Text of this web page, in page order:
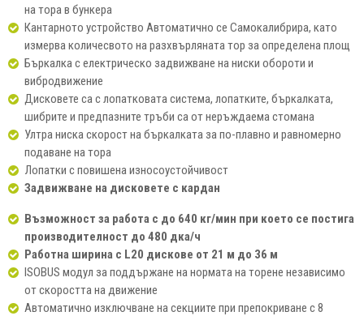
на тора в бункера
Кантарното устройство Автоматично се Самокалибрира, като
измерва количесвото на разхвърляната тор за определена площ
Бъркалка с електрическо задвижване на ниски обороти и
вибродвижение
Дисковете са с лопатковата система, лопатките, бъркалката,
шибрите и предпазните тръби са от неръждаема стомана
Ултра ниска скорост на бъркалката за по-плавно и равномерно
подаване на тора
Лопатки с повишена износоустойчивост
Задвижване на дисковете с кардан
Възможност за работа с до 640 кг/мин при което се постига
производителност до 480 дка/ч
Работна ширина с L20 дискове от 21 м до 36 м
ISOBUS модул за поддържане на нормата на торене независимо
от скоростта на движение
Автоматично изключване на секциите при препокриване с 8